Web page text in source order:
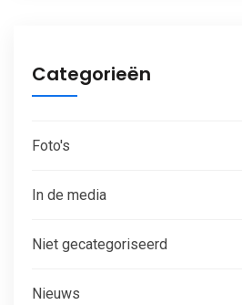
Categorieën
Foto's
In de media
Niet gecategoriseerd
Nieuws